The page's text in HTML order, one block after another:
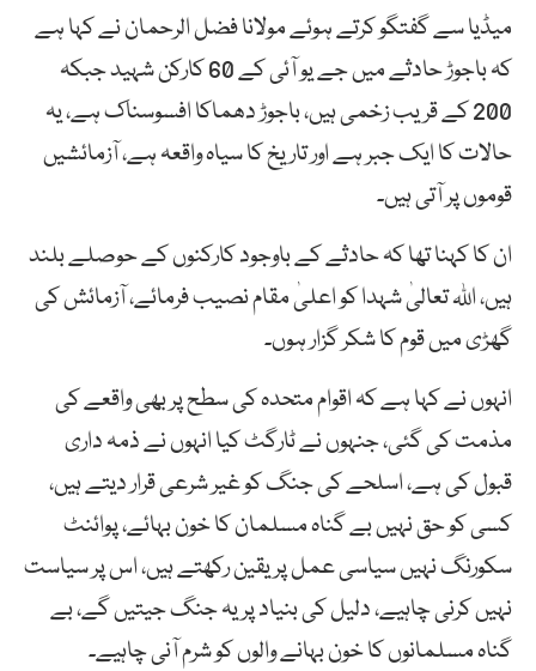
میڈیا سے گفتگو کرتے ہوئے مولانا فضل الرحمان نے کہا ہے
کہ باجوڑ حادثے میں جے یو آئی کے 60 کارکن شہید جبکہ
200 کے قریب زخمی ہیں، باجوڑ دھماکا افسوسناک ہے، یہ
حالات کا ایک جبر ہے اور تاریخ کا سیاہ واقعہ ہے، آزمائشیں
قوموں پر آتی ہیں۔
ان کا کہنا تھا کہ حادثے کے باوجود کارکنوں کے حوصلے بلند
ہیں، اللہ تعالیٰ شہدا کو اعلیٰ مقام نصیب فرمائے، آزمائش کی
گھڑی میں قوم کا شکر گزار ہوں۔
انہوں نے کہا ہے کہ اقوام متحدہ کی سطح پر بھی واقعے کی
مذمت کی گئی، جنہوں نے ٹارگٹ کیا انہوں نے ذمہ داری
قبول کی ہے، اسلحے کی جنگ کو غیر شرعی قرار دیتے ہیں،
کسی کو حق نہیں بے گناہ مسلمان کا خون بہائے، پوائنٹ
سکورنگ نہیں سیاسی عمل پر یقین رکھتے ہیں، اس پر سیاست
نہیں کرنی چاہیے، دلیل کی بنیاد پر یہ جنگ جیتیں گے، بے
گناہ مسلمانوں کا خون بہانے والوں کو شرم آنی چاہیے۔